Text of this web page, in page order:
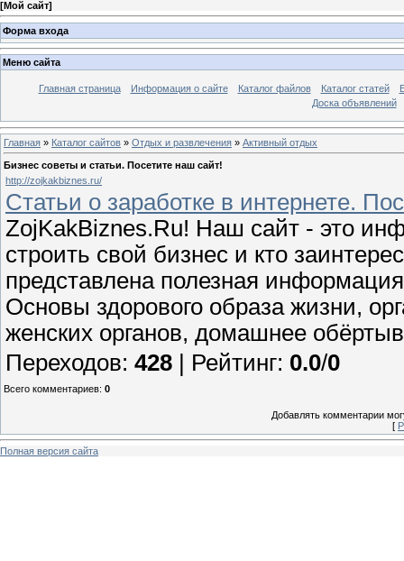
[Мой сайт]
Форма входа
Меню сайта
Главная страница Информация о сайте Каталог файлов Каталог статей
Доска объявлений
Главная » Каталог сайтов » Отдых и развлечения » Активный отдых
Бизнес советы и статьи. Посетите наш сайт!
http://zojkakbiznes.ru/
Статьи о заработке в интернете.
ZojKakBiznes.Ru! Наш сайт - это
строить свой бизнес и кто
представлена полезная
Основы здорового образа жизни,
женских органов, домашнее
Переходов: 428 | Рейтинг: 0.0/0
Всего комментариев: 0
Добавлять комментарии
[
Полная версия сайта